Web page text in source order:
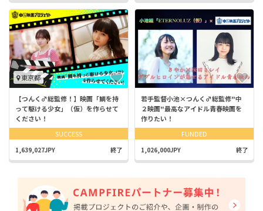
東京都
【つんく♂総監修！】映画「鯛を持
って駆ける少女」（仮）を作らせて
ください！
SUCCESS
1,639,027JPY 終了
若手監督小池×つんく♂総監修"中
２映画"最高なアイドル青春映画を
作りたい！
FUNDED
1,026,000JPY 終了